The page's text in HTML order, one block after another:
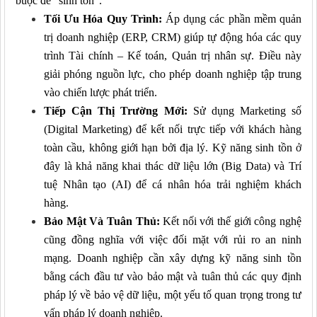
Tối Ưu Hóa Quy Trình: Áp dụng các phần mềm quản
trị doanh nghiệp (ERP, CRM) giúp tự động hóa các quy
trình Tài chính – Kế toán, Quản trị nhân sự. Điều này
giải phóng nguồn lực, cho phép doanh nghiệp tập trung
vào chiến lược phát triển.
Tiếp Cận Thị Trường Mới: Sử dụng Marketing số
(Digital Marketing) để kết nối trực tiếp với khách hàng
toàn cầu, không giới hạn bởi địa lý. Kỹ năng sinh tồn ở
đây là khả năng khai thác dữ liệu lớn (Big Data) và Trí
tuệ Nhân tạo (AI) để cá nhân hóa trải nghiệm khách
hàng.
Bảo Mật Và Tuân Thủ: Kết nối với thế giới công nghệ
cũng đồng nghĩa với việc đối mặt với rủi ro an ninh
mạng. Doanh nghiệp cần xây dựng kỹ năng sinh tồn
bằng cách đầu tư vào bảo mật và tuân thủ các quy định
pháp lý về bảo vệ dữ liệu, một yếu tố quan trọng trong tư
vấn pháp lý doanh nghiệp.